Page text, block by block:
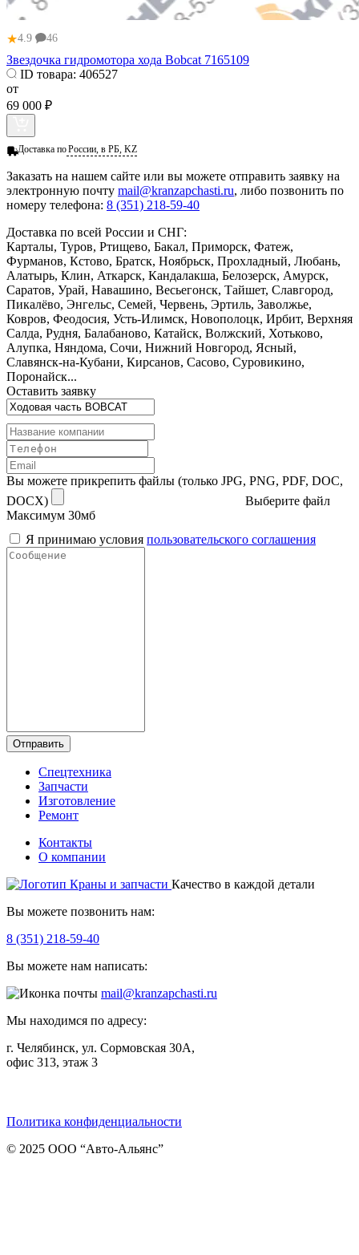
★4.9 46
Звездочка гидромотора хода Bobcat 7165109
ID товара: 406527
от
69 000 ₽
Доставка поРоссии, в РБ, KZ
Заказать на нашем сайте или вы можете отправить заявку на
электронную почту mail@kranzapchasti.ru, либо позвонить по
номеру телефона: 8 (351) 218-59-40
Доставка по всей России и СНГ:
Карталы, Туров, Ртищево, Бакал, Приморск, Фатеж,
Фурманов, Кстово, Братск, Ноябрьск, Прохладный, Любань,
Алатырь, Клин, Аткарск, Кандалакша, Белозерск, Амурск,
Саратов, Урай, Навашино, Весьегонск, Тайшет, Славгород,
Пикалёво, Энгельс, Семей, Червень, Эртиль, Заволжье,
Ковров, Феодосия, Усть-Илимск, Новополоцк, Ирбит, Верхняя
Салда, Рудня, Балабаново, Катайск, Волжский, Хотьково,
Алупка, Няндома, Сочи, Нижний Новгород, Ясный,
Славянск-на-Кубани, Кирсанов, Сасово, Суровикино,
Поронайск...
Оставить заявку
Вы можете прикрепить файлы (только JPG, PNG, PDF, DOC,
DOCX)
Выберите файл
Максимум 30мб
Я принимаю условия пользовательского соглашения
Отправить
Спецтехника
Запчасти
Изготовление
Ремонт
Контакты
О компании
Качество в каждой детали
Вы можете позвонить нам:
8 (351) 218-59-40
Вы можете нам написать:
mail@kranzapchasti.ru
Мы находимся по адресу:
г. Челябинск, ул. Сормовская 30А,
офис 313, этаж 3
Политика конфиденциальности
© 2025 ООО “Авто-Альянс”